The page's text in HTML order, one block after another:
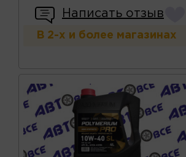
Написать отзыв
В 2-х и более магазинах